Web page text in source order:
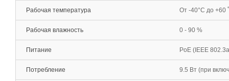
Рабочая температура От -40°С до +60
Рабочая влажность 0 - 90 %
Питание PoE (IEEE
Потребление 9.5 Вт (при